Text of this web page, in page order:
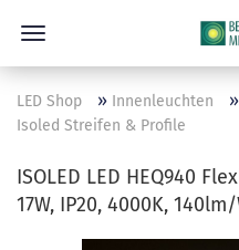
LED Shop » Innenleuchten »
Isoled Streifen & Profile
ISOLED LED HEQ940
17W, IP20, 4000K,